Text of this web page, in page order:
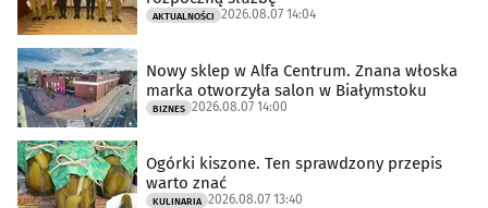
AKTUALNOŚCI 2026.08.07 14:04
Nowy sklep w Alfa Centrum. Znana włoska
marka otworzyła salon w Białymstoku
BIZNES 2026.08.07 14:00
Ogórki kiszone. Ten sprawdzony przepis
warto znać
KULINARIA 2026.08.07 13:40